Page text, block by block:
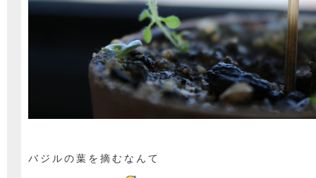
バジルの葉を摘むなんて